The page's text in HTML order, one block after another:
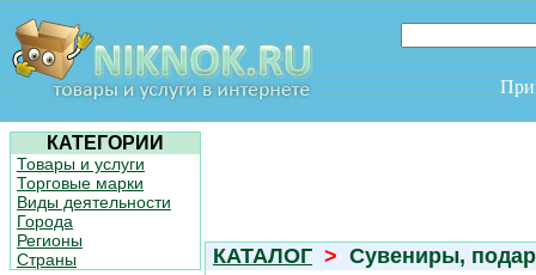
КАТЕГОРИИ
Товары и услуги
Торговые марки
Виды деятельности
Города
Регионы
Страны
КАТАЛОГ > Сувениры,